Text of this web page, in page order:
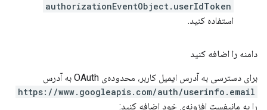
authorizationEventObject.userIdToken
استفاده کنید.
دامنه را اضافه کنید
برای دسترسی به آدرس ایمیل کاربر، محدوده‌ی OAuth به آدرس
https://www.googleapis.com/auth/userinfo.email
را به مانیفست افزونه‌ی خود اضافه کنید: